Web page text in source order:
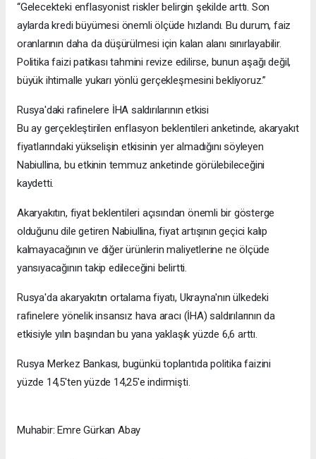
“Gelecekteki enflasyonist riskler belirgin şekilde arttı. Son
aylarda kredi büyümesi önemli ölçüde hızlandı. Bu durum, faiz
oranlarının daha da düşürülmesi için kalan alanı sınırlayabilir.
Politika faizi patikası tahmini revize edilirse, bunun aşağı değil,
büyük ihtimalle yukarı yönlü gerçekleşmesini bekliyoruz.”
Rusya'daki rafinelere İHA saldırılarının etkisi
Bu ay gerçekleştirilen enflasyon beklentileri anketinde, akaryakıt
fiyatlarındaki yükselişin etkisinin yer almadığını söyleyen
Nabiullina, bu etkinin temmuz anketinde görülebileceğini
kaydetti.
Akaryakıtın, fiyat beklentileri açısından önemli bir gösterge
olduğunu dile getiren Nabiullina, fiyat artışının geçici kalıp
kalmayacağının ve diğer ürünlerin maliyetlerine ne ölçüde
yansıyacağının takip edileceğini belirtti.
Rusya'da akaryakıtın ortalama fiyatı, Ukrayna'nın ülkedeki
rafinelere yönelik insansız hava aracı (İHA) saldırılarının da
etkisiyle yılın başından bu yana yaklaşık yüzde 6,6 arttı.
Rusya Merkez Bankası, bugünkü toplantıda politika faizini
yüzde 14,5'ten yüzde 14,25'e indirmişti.
Muhabir: Emre Gürkan Abay